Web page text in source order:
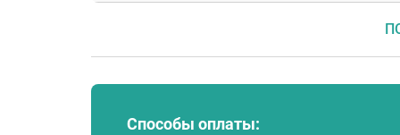
Способы оплаты: